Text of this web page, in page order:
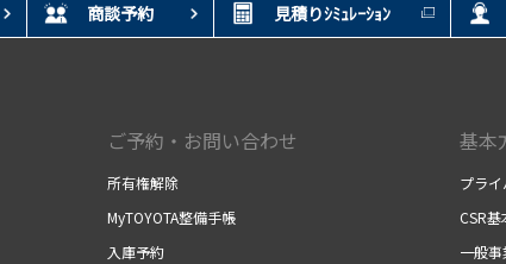
商談予約 見積りｼﾐｭﾚｰｼｮﾝ
ご予約・お問い合わせ
所有権解除
MyTOYOTA整備手帳
入庫予約
基本
プラ
CSR
一般